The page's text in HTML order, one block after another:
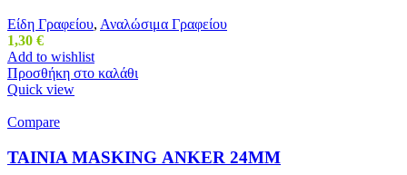
Είδη Γραφείου, Αναλώσιμα Γραφείου
1,30 €
Add to wishlist
Προσθήκη στο καλάθι
Quick view
Compare
ΤΑΙΝΙΑ ΜΑSΚΙΝG ΑΝΚΕR 24ΜΜ